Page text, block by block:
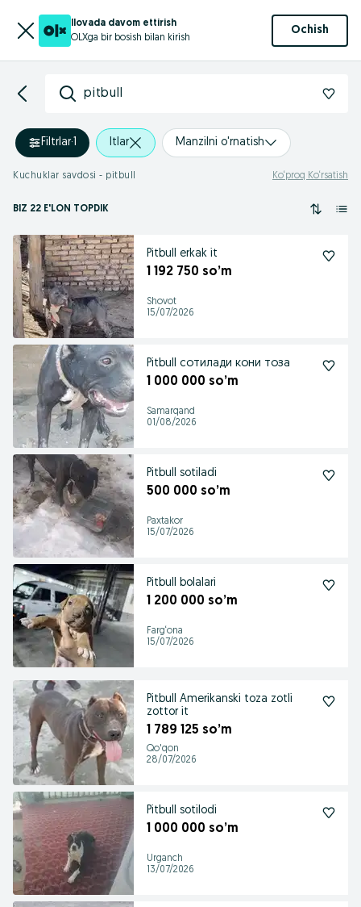
Ilovada davom ettirish
OLXga bir bosish bilan kirish
Ochish
pitbull
Filtrlar·1 Itlar Manzilni o'rnatish
Kuchuklar savdosi - pitbull Ko‘proq Ko‘rsatish
BIZ 22 E'LON TOPDIK
Pitbull erkak it
1 192 750 so’m
Shovot
15/07/2026
Pitbull сотилади кони тоза
1 000 000 so’m
Samarqand
01/08/2026
Pitbull sotiladi
500 000 so’m
Paxtakor
15/07/2026
Pitbull bolalari
1 200 000 so’m
Farg‘ona
15/07/2026
Pitbull Amerikanski toza zotli
zottor it
1 789 125 so’m
Qo'qon
28/07/2026
Pitbull sotilodi
1 000 000 so’m
Urganch
13/07/2026